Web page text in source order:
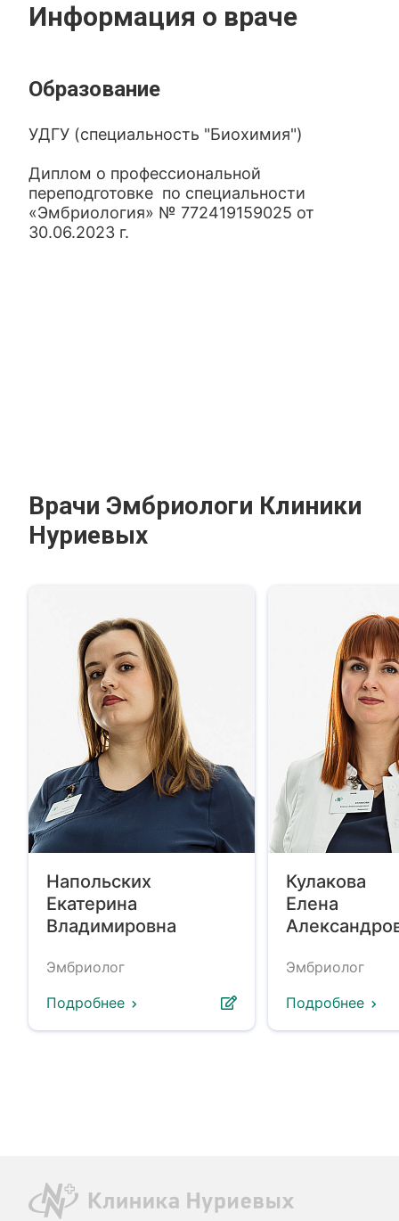
Информация о враче
Образование
УДГУ (специальность "Биохимия")
Диплом о профессиональной
переподготовке по специальности
«Эмбриология» № 772419159025 от
30.06.2023 г.
Врачи Эмбриологи Клиники
Нуриевых
Напольских
Екатерина
Владимировна
Эмбриолог
Подробнее
Кулакова
Елена
Эмбриолог
Подробнее